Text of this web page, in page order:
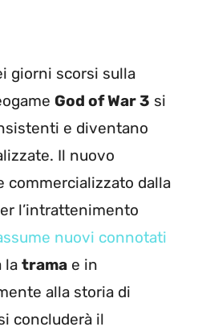
giorni scorsi sulla
God of War 3 si
e diventano
Il nuovo
commercializzato dalla
l’intrattenimento
nuovi connotati
la trama e in
alla storia di
concluderà il